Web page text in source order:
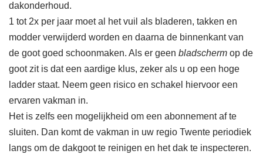
dakonderhoud.
1 tot 2x per jaar moet al het vuil als bladeren, takken en
modder verwijderd worden en daarna de binnenkant van
de goot goed schoonmaken. Als er geen bladscherm op de
goot zit is dat een aardige klus, zeker als u op een hoge
ladder staat. Neem geen risico en schakel hiervoor een
ervaren vakman in.
Het is zelfs een mogelijkheid om een abonnement af te
sluiten. Dan komt de vakman in uw regio Twente periodiek
langs om de dakgoot te reinigen en het dak te inspecteren.